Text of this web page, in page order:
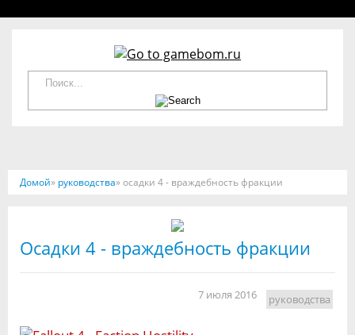
Домой» руководства» осадки 4 - враждебность фракции
Осадки 4 - враждебность фракции
7 июля 2016 руководства